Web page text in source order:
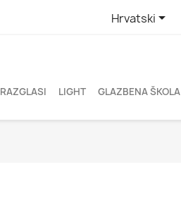
Hrvatski
RAZGLASI LIGHT GLAZBENA ŠKOLA